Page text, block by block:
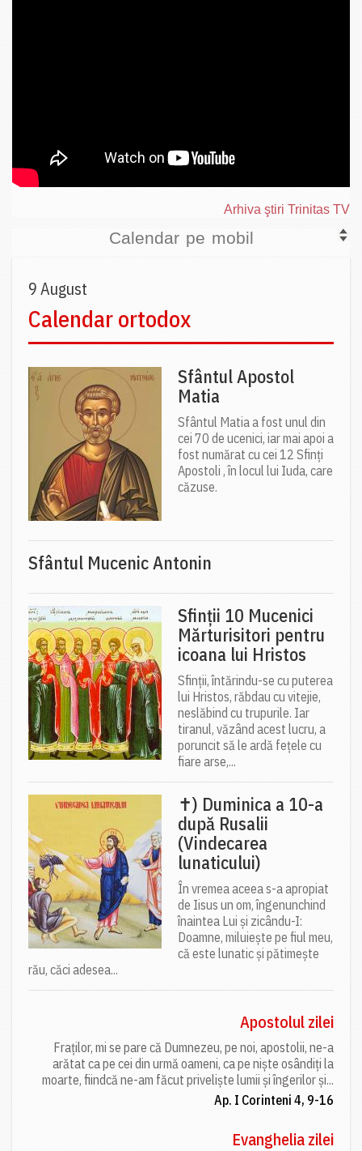
Arhiva ştiri Trinitas TV
Calendar pe mobil
9 August
Calendar ortodox
Sfântul Apostol
Matia
Sfântul Matia a fost unul din
cei 70 de ucenici, iar mai apoi a
fost numărat cu cei 12 Sfinți
Apostoli , în locul lui Iuda, care
căzuse.
Sfântul Mucenic Antonin
Sfinții 10 Mucenici
Mărturisitori pentru
icoana lui Hristos
Sfinții, întărindu-se cu puterea
lui Hristos, răbdau cu vitejie,
neslăbind cu trupurile. Iar
tiranul, văzând acest lucru, a
poruncit să le ardă fețele cu
fiare arse,...
✝) Duminica a 10-a
după Rusalii
(Vindecarea
lunaticului)
În vremea aceea s-a apropiat
de Iisus un om, îngenunchind
înaintea Lui și zicându-I:
Doamne, miluiește pe fiul meu,
că este lunatic și pătimește
rău, căci adesea...
Apostolul zilei
Fraților, mi se pare că Dumnezeu, pe noi, apostolii, ne-a
arătat ca pe cei din urmă oameni, ca pe niște osândiți la
moarte, fiindcă ne-am făcut priveliște lumii și îngerilor și...
Ap. I Corinteni 4, 9-16
Evanghelia zilei